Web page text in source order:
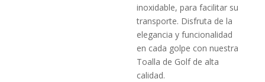
inoxidable, para facilitar su
transporte. Disfruta de la
elegancia y funcionalidad
en cada golpe con nuestra
Toalla de Golf de alta
calidad.